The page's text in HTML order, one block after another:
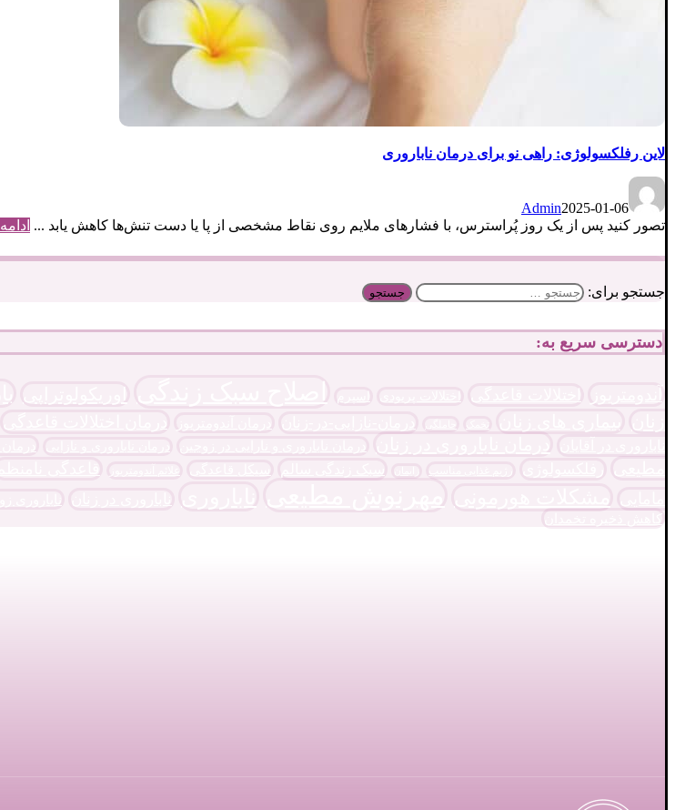
لاین رفلکسولوژی: راهی نو برای درمان ناباروری
Admin2025-01-06
تصور کنید پس از یک روز پُر‌استرس، با فشارهای ملایم روی نقاط مشخصی از پا یا دست تنش‌ها کاهش یابد ...
جستجو برای:
دسترسی سریع به:
اختلالات قاعدگی اختلالات پریودی اصلاح سبک زندگی اوریکولوتراپی
زنان بیماری های زنان تخمک حاملگی درمان-نازایی-در-زنان درمان آندومتریوز درمان اختلالات قاعدگی
ناباروری در آقایان
درمان ناباروری در زنان درمان ناباروری و نارایی در زوجین درمان ناباروری و نازایی درمان
مطیعی
رفلکسولوژی رژیم غذایی مناسب زایمان سبک زندگی سالم سیکل قاعدگی علائم آندومتریوز قاعدگی نامنظم
مامایی مشکلات هورمونی مهرنوش مطیعی ناباروری ناباروری در زنان ناباروری
کاهش ذخیره تخمدان